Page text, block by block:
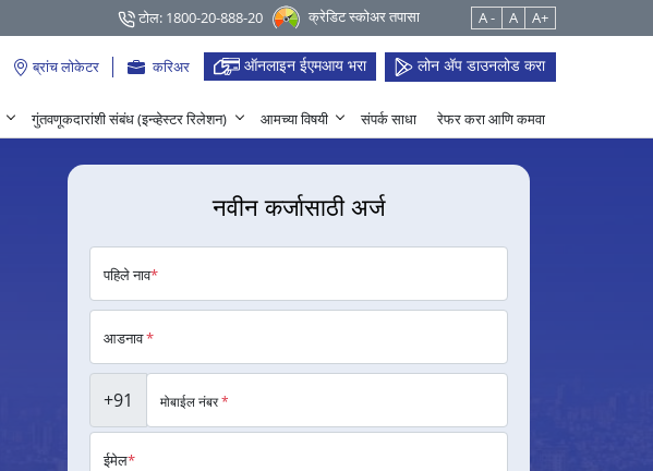
टोल: 1800-20-888-20 क्रेडिट स्कोअर तपासा A - A A+
ब्रांच लोकेटर करिअर ऑनलाइन ईएमआय भरा लोन ॲप डाउनलोड करा
गुंतवणूकदारांशी संबंध (इन्व्हेस्टर रिलेशन) आमच्या विषयी संपर्क साधा रेफर करा आणि कमवा
नवीन कर्जासाठी अर्ज
पहिले नाव*
आडनाव*
+91 मोबाईल नंबर*
ईमेल*